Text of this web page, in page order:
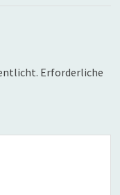
Erforderliche